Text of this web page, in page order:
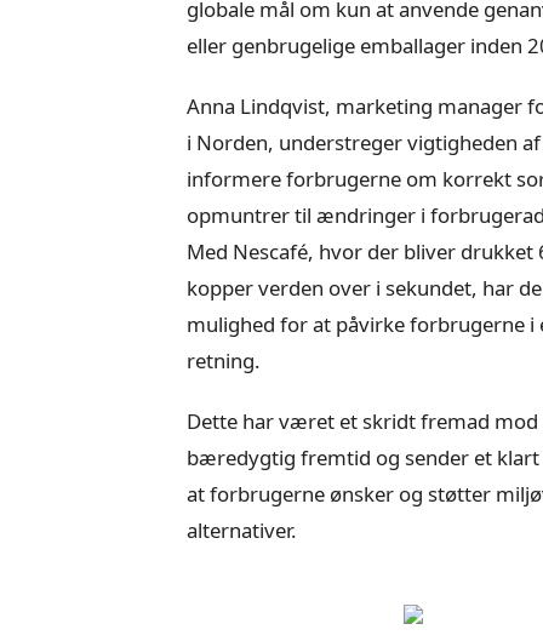
globale mål om kun at anvende
eller genbrugelige emballager inden
Anna Lindqvist, marketing manager
i Norden, understreger vigtigheden
informere forbrugerne om korrekt
opmuntrer til ændringer i
Med Nescafé, hvor der bliver drukket
kopper verden over i sekundet, har
mulighed for at påvirke forbrugerne i
retning.
Dette har været et skridt fremad mod
bæredygtig fremtid og sender et klart
at forbrugerne ønsker og støtter
alternativer.